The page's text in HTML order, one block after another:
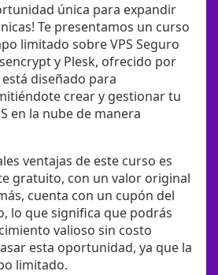
única para expandir
Te presentamos un curso
limitado sobre VPS Seguro
y Plesk, ofrecido por
diseñado para
crear y gestionar tu
en la nube de manera
ventajas de este curso es
gratuito, con un valor original
cuenta con un cupón del
lo que significa que podrás
valioso sin costo
esta oportunidad, ya que la
limitado.